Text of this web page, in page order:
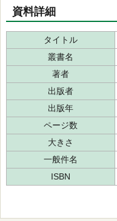
資料詳細
タイトル
叢書名
著者
出版者
出版年
ページ数
大きさ
一般件名
ISBN